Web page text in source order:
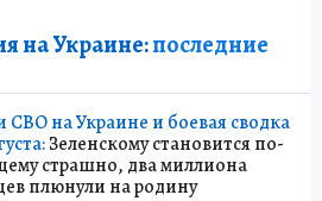
на Украине:последние
СВО на Украине и боевая сводка
Зеленскому становится по-
страшно, два миллиона
плюнули на родину